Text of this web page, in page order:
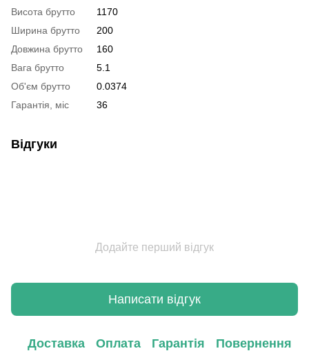
Висота брутто
1170
Ширина брутто
200
Довжина брутто
160
Вага брутто
5.1
Об'єм брутто
0.0374
Гарантія, міс
36
Відгуки
Додайте перший відгук
Написати відгук
Доставка Оплата Гарантія Повернення